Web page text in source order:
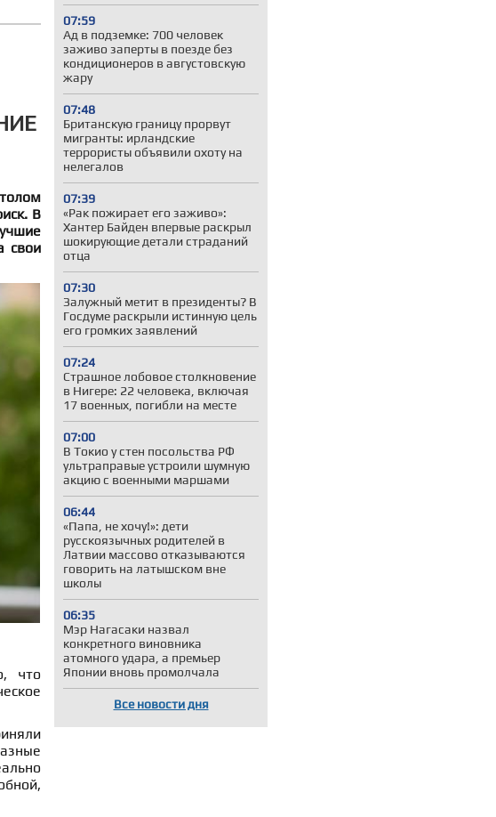
07:59
Ад в подземке: 700 человек
заживо заперты в поезде без
кондиционеров в августовскую
жару
07:48
Британскую границу прорвут
мигранты: ирландские
террористы объявили охоту на
нелегалов
07:39
«Рак пожирает его заживо»:
Хантер Байден впервые раскрыл
шокирующие детали страданий
отца
07:30
Залужный метит в президенты? В
Госдуме раскрыли истинную цель
его громких заявлений
07:24
Страшное лобовое столкновение
в Нигере: 22 человека, включая
17 военных, погибли на месте
07:00
В Токио у стен посольства РФ
ультраправые устроили шумную
акцию с военными маршами
06:44
«Папа, не хочу!»: дети
русскоязычных родителей в
Латвии массово отказываются
говорить на латышском вне
школы
06:35
Мэр Нагасаки назвал
конкретного виновника
атомного удара, а премьер
Японии вновь промолчала
Все новости дня
В
свои
что